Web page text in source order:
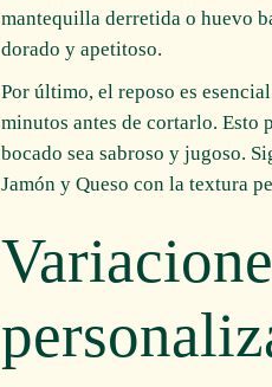
mantequilla derretida o huevo
dorado y apetitoso.
Por último, el reposo es
minutos antes de cortarlo. Esto
bocado sea sabroso y jugoso.
Jamón y Queso con la textura